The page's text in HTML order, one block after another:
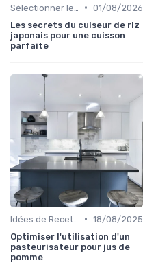
• 01/08/2026
Les secrets du cuiseur de riz
japonais pour une cuisson
parfaite
• 18/08/2025
Optimiser l'utilisation d'un
pasteurisateur pour jus de
pomme